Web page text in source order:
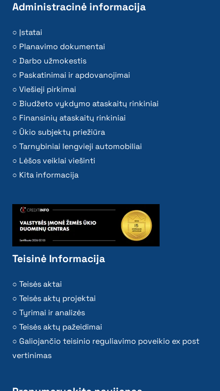
Administracinė informacija
Įstatai
Planavimo dokumentai
Darbo užmokestis
Paskatinimai ir apdovanojimai
Viešieji pirkimai
Biudžeto vykdymo ataskaitų rinkiniai
Finansinių ataskaitų rinkiniai
Ūkio subjektų priežiūra
Tarnybiniai lengvieji automobiliai
Lėšos veiklai viešinti
Kita informacija
Teisinė Informacija
Teisės aktai
Teisės aktų projektai
Tyrimai ir analizės
Teisės aktų pažeidimai
Galiojančio teisinio reguliavimo poveikio ex post
vertinimas